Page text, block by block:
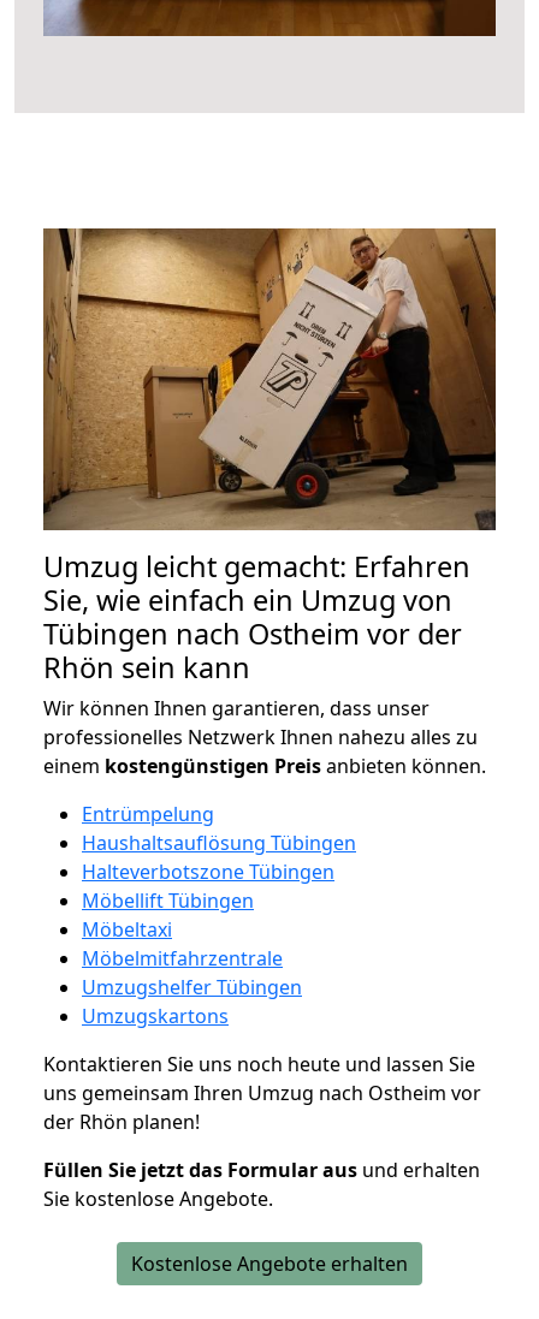
Umzug leicht gemacht: Erfahren
Sie, wie einfach ein Umzug von
Tübingen nach Ostheim vor der
Rhön sein kann
Wir können Ihnen garantieren, dass unser
professionelles Netzwerk Ihnen nahezu alles zu
einem kostengünstigen Preisanbieten können.
Entrümpelung
Haushaltsauflösung Tübingen
Halteverbotszone Tübingen
Möbellift Tübingen
Möbeltaxi
Möbelmitfahrzentrale
Umzugshelfer Tübingen
Umzugskartons
Kontaktieren Sie uns noch heute und lassen Sie
uns gemeinsam Ihren Umzug nach Ostheim vor
der Rhön planen!
Füllen Sie jetzt das Formular aus und erhalten
Sie kostenlose Angebote.
Kostenlose Angebote erhalten